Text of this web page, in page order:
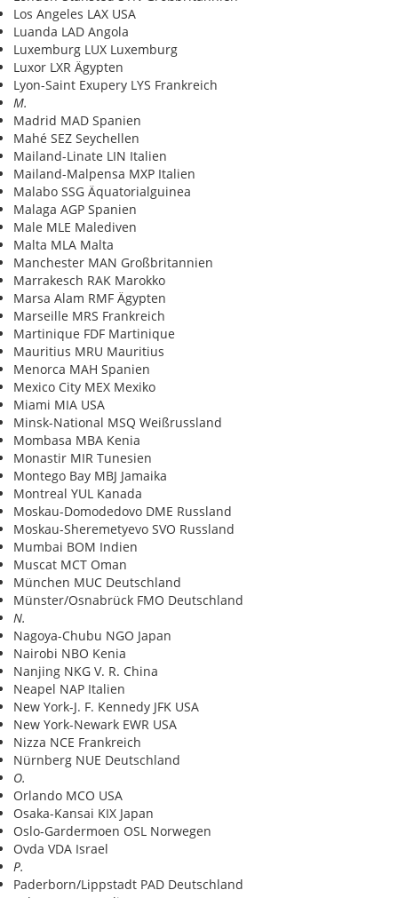
Los Angeles LAX USA
Luanda LAD Angola
Luxemburg LUX Luxemburg
Luxor LXR Ägypten
Lyon-Saint Exupery LYS Frankreich
M.
Madrid MAD Spanien
Mahé SEZ Seychellen
Mailand-Linate LIN Italien
Mailand-Malpensa MXP Italien
Malabo SSG Äquatorialguinea
Malaga AGP Spanien
Male MLE Malediven
Malta MLA Malta
Manchester MAN Großbritannien
Marrakesch RAK Marokko
Marsa Alam RMF Ägypten
Marseille MRS Frankreich
Martinique FDF Martinique
Mauritius MRU Mauritius
Menorca MAH Spanien
Mexico City MEX Mexiko
Miami MIA USA
Minsk-National MSQ Weißrussland
Mombasa MBA Kenia
Monastir MIR Tunesien
Montego Bay MBJ Jamaika
Montreal YUL Kanada
Moskau-Domodedovo DME Russland
Moskau-Sheremetyevo SVO Russland
Mumbai BOM Indien
Muscat MCT Oman
München MUC Deutschland
Münster/Osnabrück FMO Deutschland
N.
Nagoya-Chubu NGO Japan
Nairobi NBO Kenia
Nanjing NKG V. R. China
Neapel NAP Italien
New York-J. F. Kennedy JFK USA
New York-Newark EWR USA
Nizza NCE Frankreich
Nürnberg NUE Deutschland
O.
Orlando MCO USA
Osaka-Kansai KIX Japan
Oslo-Gardermoen OSL Norwegen
Ovda VDA Israel
P.
Paderborn/Lippstadt PAD Deutschland